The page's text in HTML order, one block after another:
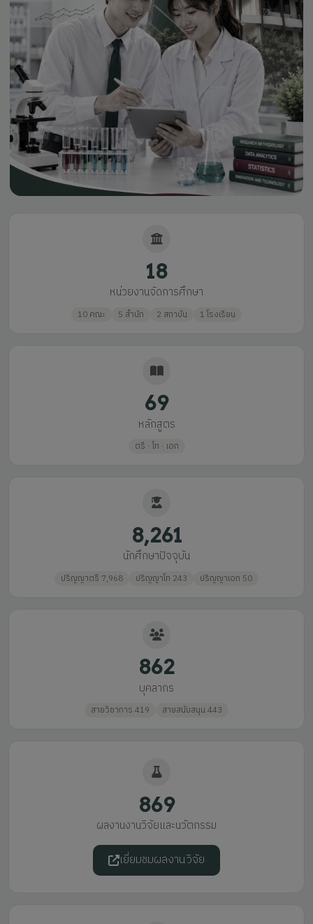
18
หน่วยงานจัดการศึกษา
10 คณะ 5 สำนัก 2 สถาบัน 1 โรงเรียน
69
หลักสูตร
ตรี · โท · เอก
8,261
นักศึกษาปัจจุบัน
ปริญญาตรี 7,968 ปริญญาโท 243 ปริญญาเอก 50
862
บุคลากร
สายวิชาการ 419 สายสนับสนุน 443
869
ผลงานงานวิจัยและนวัตกรรม
เยี่ยมชมผลงานวิจัย